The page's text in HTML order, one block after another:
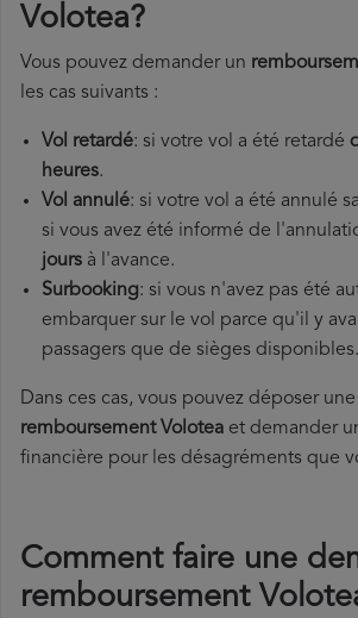
Volotea?
Vous pouvez demander un
les cas suivants :
Vol retardé: si votre vol a été retardé
heures.
Vol annulé: si votre vol a été annulé
si vous avez été informé de
jours à l'avance.
Surbooking: si vous n'avez pas été
embarquer sur le vol parce qu'il y
passagers que de sièges disponibles.
Dans ces cas, vous pouvez déposer
remboursement Volotea et demander
financière pour les désagréments que
Comment faire une
remboursement